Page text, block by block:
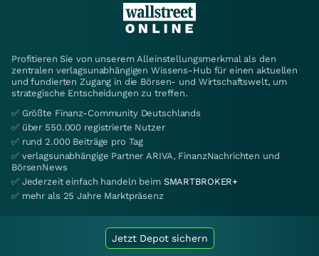
Profitieren Sie von unserem Alleinstellungsmerkmal als den
zentralen verlagsunabhängigen Wissens-Hub für einen aktuellen
und fundierten Zugang in die Börsen- und Wirtschaftswelt, um
strategische Entscheidungen zu treffen.
✅ Größte Finanz-Community Deutschlands
✅ über 550.000 registrierte Nutzer
✅ rund 2.000 Beiträge pro Tag
✅ verlagsunabhängige Partner ARIVA, FinanzNachrichten und
BörsenNews
✅ Jederzeit einfach handeln beim SMARTBROKER+
✅ mehr als 25 Jahre Marktpräsenz
Jetzt Depot sichern